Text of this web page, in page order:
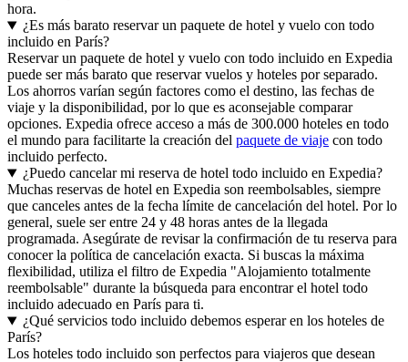
hora.
¿Es más barato reservar un paquete de hotel y vuelo con todo
incluido en París?
Reservar un paquete de hotel y vuelo con todo incluido en Expedia
puede ser más barato que reservar vuelos y hoteles por separado.
Los ahorros varían según factores como el destino, las fechas de
viaje y la disponibilidad, por lo que es aconsejable comparar
opciones. Expedia ofrece acceso a más de 300.000 hoteles en todo
el mundo para facilitarte la creación del paquete de viaje con todo
incluido perfecto.
¿Puedo cancelar mi reserva de hotel todo incluido en Expedia?
Muchas reservas de hotel en Expedia son reembolsables, siempre
que canceles antes de la fecha límite de cancelación del hotel. Por lo
general, suele ser entre 24 y 48 horas antes de la llegada
programada. Asegúrate de revisar la confirmación de tu reserva para
conocer la política de cancelación exacta. Si buscas la máxima
flexibilidad, utiliza el filtro de Expedia "Alojamiento totalmente
reembolsable" durante la búsqueda para encontrar el hotel todo
incluido adecuado en París para ti.
¿Qué servicios todo incluido debemos esperar en los hoteles de
París?
Los hoteles todo incluido son perfectos para viajeros que desean